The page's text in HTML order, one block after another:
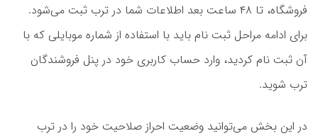
فروشگاه، تا ۴۸ ساعت بعد اطلاعات شما در ترب ثبت می‌شود.
برای ادامه مراحل ثبت نام باید با استفاده از شماره موبایلی که با
آن ثبت نام کردید، وارد حساب کاربری خود در پنل فروشندگان
ترب شوید.
در این بخش می‌توانید وضعیت احراز صلاحیت خود را در ترب